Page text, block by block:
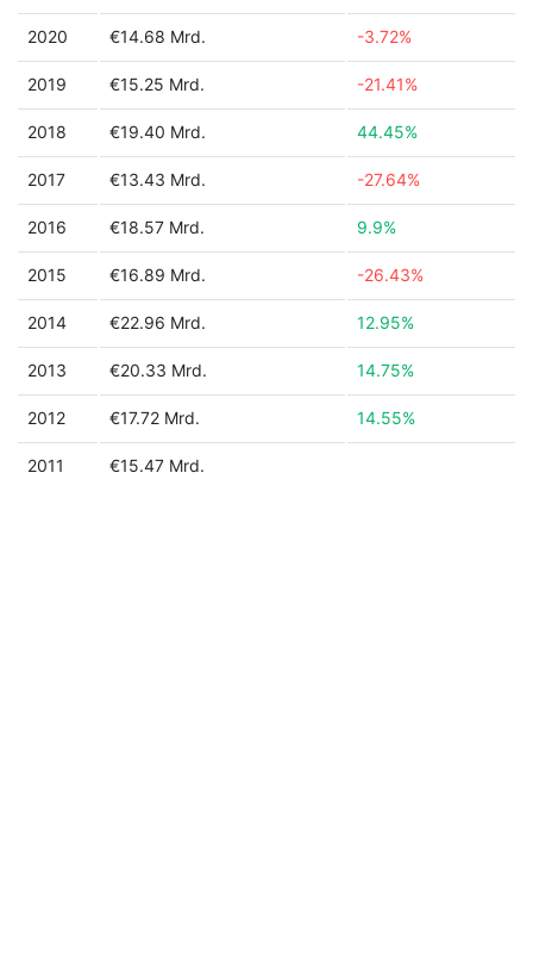
2020 €14.68 Mrd. -3.72%
2019 €15.25 Mrd. -21.41%
2018 €19.40 Mrd. 44.45%
2017 €13.43 Mrd. -27.64%
2016 €18.57 Mrd. 9.9%
2015 €16.89 Mrd. -26.43%
2014 €22.96 Mrd. 12.95%
2013 €20.33 Mrd. 14.75%
2012 €17.72 Mrd. 14.55%
2011 €15.47 Mrd.